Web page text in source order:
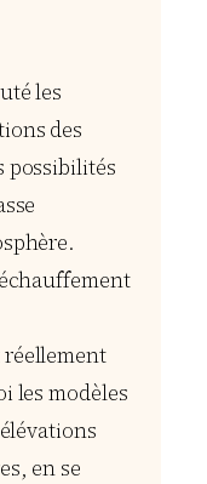
les
des
possibilités
les modèles
en se